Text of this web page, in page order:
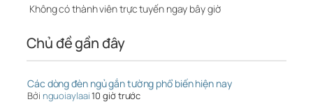
Không có thành viên trực tuyến ngay bây giờ
Chủ đề gần đây
Các dòng đèn ngủ gắn tường phổ biến hiện nay
Bởi nguoiaylaai10 giờ trước